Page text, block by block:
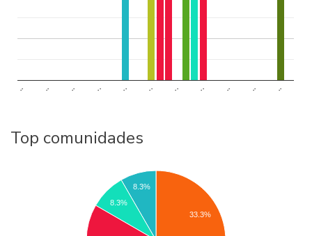
.. .. .. .. .. .. .. .. .. .. ..
Top comunidades
33.3%
8.3%
8.3%